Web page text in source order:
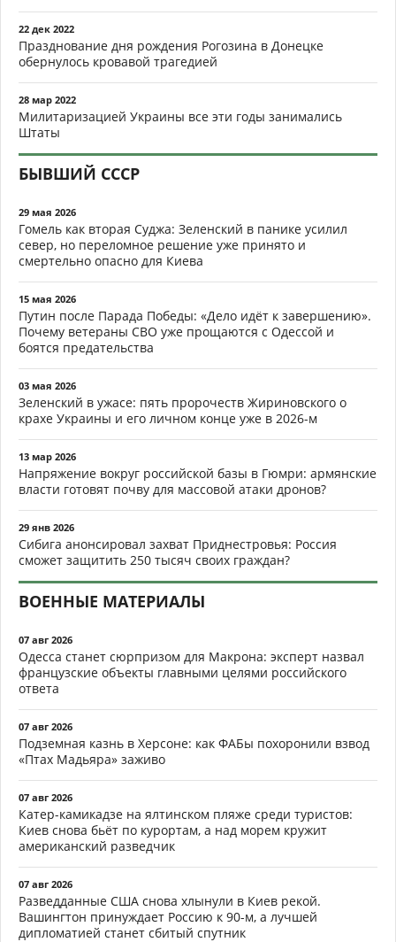
22 дек 2022
Празднование дня рождения Рогозина в Донецке
обернулось кровавой трагедией
28 мар 2022
Милитаризацией Украины все эти годы занимались
Штаты
БЫВШИЙ СССР
29 мая 2026
Гомель как вторая Суджа: Зеленский в панике усилил
север, но переломное решение уже принято и
смертельно опасно для Киева
15 мая 2026
Путин после Парада Победы: «Дело идёт к завершению».
Почему ветераны СВО уже прощаются с Одессой и
боятся предательства
03 мая 2026
Зеленский в ужасе: пять пророчеств Жириновского о
крахе Украины и его личном конце уже в 2026-м
13 мар 2026
Напряжение вокруг российской базы в Гюмри: армянские
власти готовят почву для массовой атаки дронов?
29 янв 2026
Сибига анонсировал захват Приднестровья: Россия
сможет защитить 250 тысяч своих граждан?
ВОЕННЫЕ МАТЕРИАЛЫ
07 авг 2026
Одесса станет сюрпризом для Макрона: эксперт назвал
французские объекты главными целями российского
ответа
07 авг 2026
Подземная казнь в Херсоне: как ФАБы похоронили взвод
«Птах Мадьяра» заживо
07 авг 2026
Катер-камикадзе на ялтинском пляже среди туристов:
Киев снова бьёт по курортам, а над морем кружит
американский разведчик
07 авг 2026
Разведданные США снова хлынули в Киев рекой.
Вашингтон принуждает Россию к 90-м, а лучшей
дипломатией станет сбитый спутник